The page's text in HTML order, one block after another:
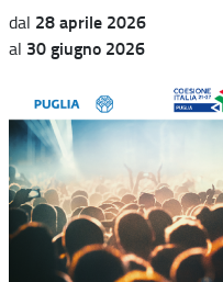
dal 28 aprile 2026
al 30 giugno 2026